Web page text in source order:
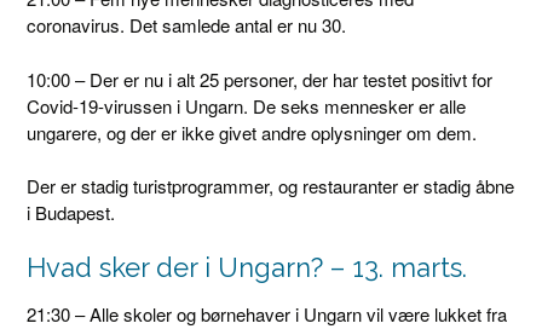
coronavirus. Det samlede antal er nu 30.
10:00 – Der er nu i alt 25 personer, der har testet positivt for
Covid-19-virussen i Ungarn. De seks mennesker er alle
ungarere, og der er ikke givet andre oplysninger om dem.
Der er stadig turistprogrammer, og restauranter er stadig åbne
i Budapest.
Hvad sker der i Ungarn? – 13. marts.
21:30 – Alle skoler og børnehaver i Ungarn vil være lukket fra